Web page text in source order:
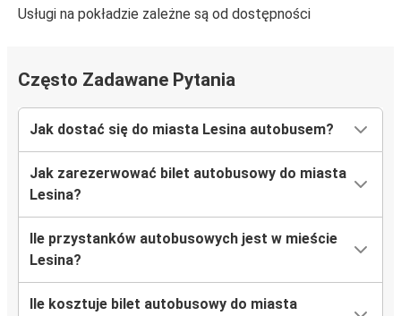
Usługi na pokładzie zależne są od dostępności
Często Zadawane Pytania
Jak dostać się do miasta Lesina autobusem?
Jak zarezerwować bilet autobusowy do miasta
Lesina?
Ile przystanków autobusowych jest w mieście
Lesina?
Ile kosztuje bilet autobusowy do miasta